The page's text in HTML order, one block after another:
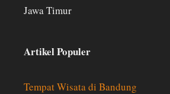
Jawa Timur
Artikel Populer
Tempat Wisata di Bandung